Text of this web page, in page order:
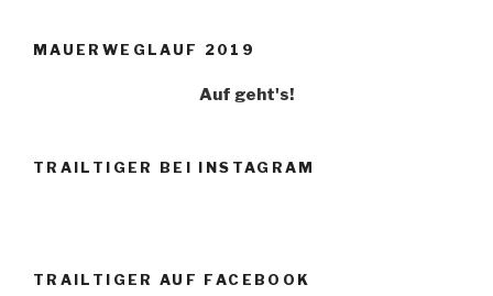
MAUERWEGLAUF 2019
Auf geht's!
TRAILTIGER BEI INSTAGRAM
TRAILTIGER AUF FACEBOOK